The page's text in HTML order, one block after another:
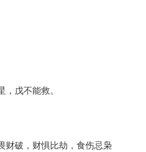
戊不能救。
财破，财惧比劫，食伤忌枭